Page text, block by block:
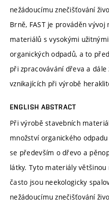
nežádoucímu znečišťování
Brně, FAST je prováděn
materiálů s vysokými
organických odpadů, a to
při zpracovávání dřeva a
vznikajících při výrobě
ENGLISH ABSTRACT
Při výrobě stavebních
množství organického
se především o dřevo a
látky. Tyto materiály většinou
často jsou neekologicky
nežádoucímu znečišťování